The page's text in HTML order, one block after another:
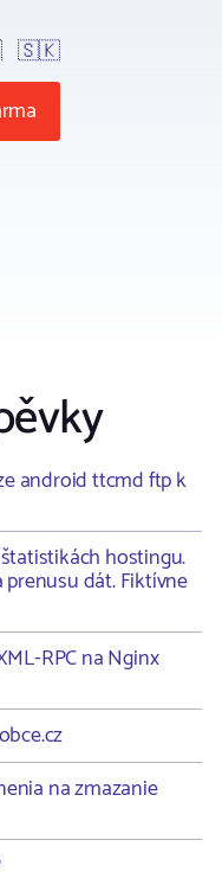
🇸🇰
android ttcmd ftp k
hostingu.
dát. Fiktívne
RPC na Nginx
na zmazanie